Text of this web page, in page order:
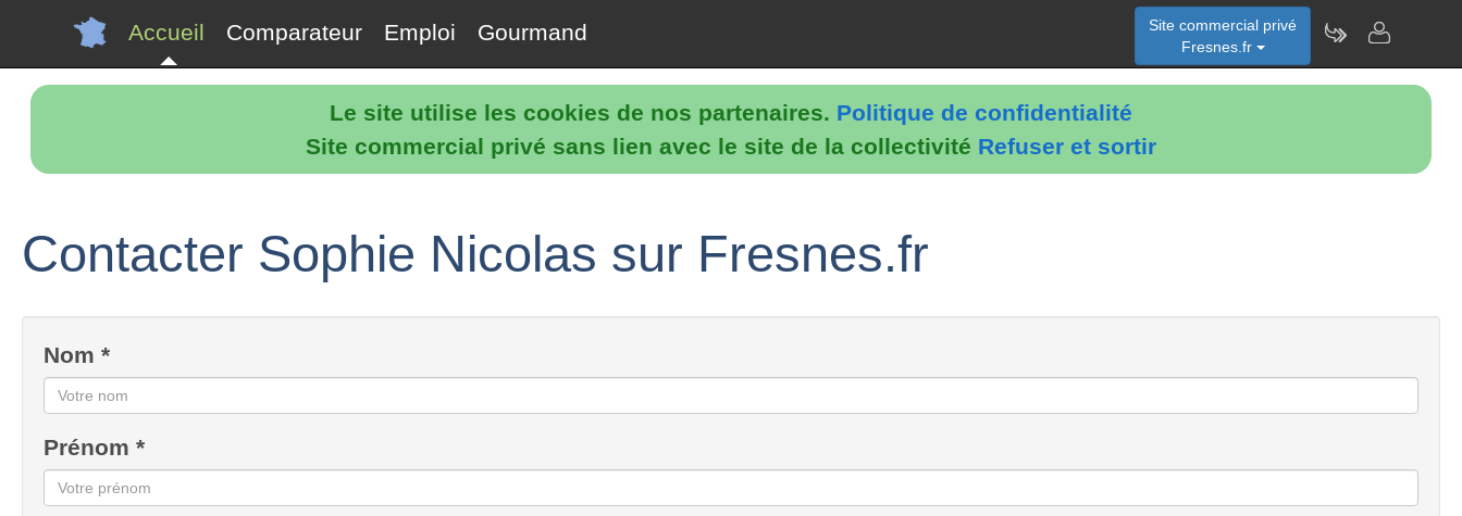
Le site utilise les cookies de nos partenaires. Politique de confidentialité
Site commercial privé sans lien avec le site de la collectivité Refuser et sortir
Accueil Comparateur Emploi Gourmand
Site commercial privé
Fresnes.fr
Contacter Sophie Nicolas sur Fresnes.fr
Nom *
Prénom *